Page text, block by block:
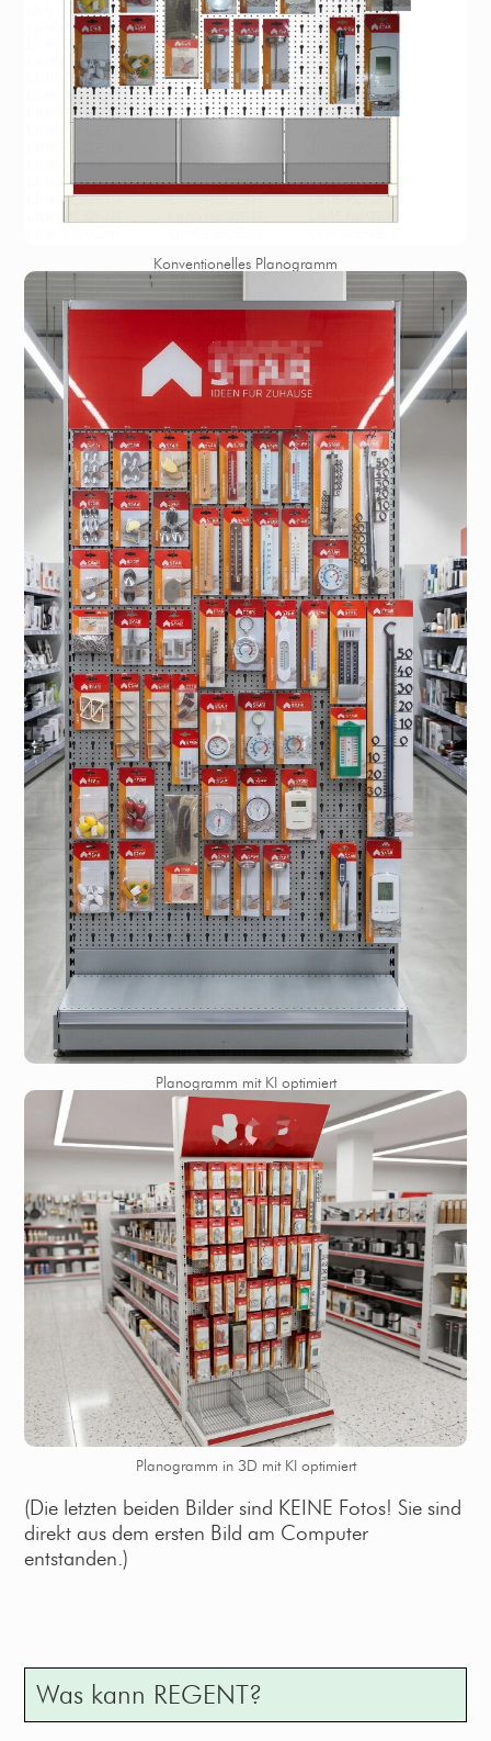
Konventionelles Planogramm
Planogramm mit KI optimiert
Planogramm in 3D mit KI optimiert
(Die letzten beiden Bilder sind KEINE Fotos! Sie sind
direkt aus dem ersten Bild am Computer
entstanden.)
Was kann REGENT?